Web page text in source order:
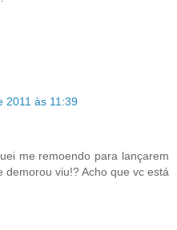
2011 às 11:39
me remoendo para lançarem
demorou viu!? Acho que vc está